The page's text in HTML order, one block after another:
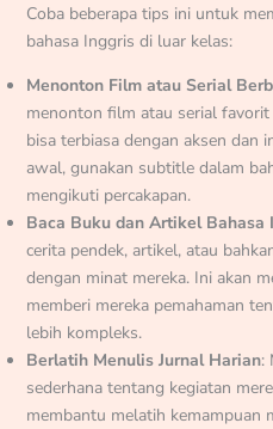
Coba beberapa tips ini untuk
bahasa Inggris di luar kelas:
Menonton Film atau Serial
menonton film atau serial
bisa terbiasa dengan aksen dan
awal, gunakan subtitle dalam
mengikuti percakapan.
Baca Buku dan Artikel Bahasa
cerita pendek, artikel, atau
dengan minat mereka. Ini akan
memberi mereka pemahaman
lebih kompleks.
Berlatih Menulis Jurnal Harian:
sederhana tentang kegiatan
membantu melatih kemampuan